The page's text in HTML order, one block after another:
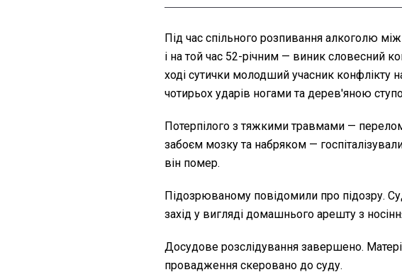
Під час спільного розпивання алкоголю
і на той час 52-річним — виник словесний
ході сутички молодший учасник конфлікту
чотирьох ударів ногами та дерев'яною
Потерпілого з тяжкими травмами —
забоєм мозку та набряком —
він помер.
Підозрюваному повідомили про підозру.
захід у вигляді домашнього арешту з
Досудове розслідування завершено.
провадження скеровано до суду.